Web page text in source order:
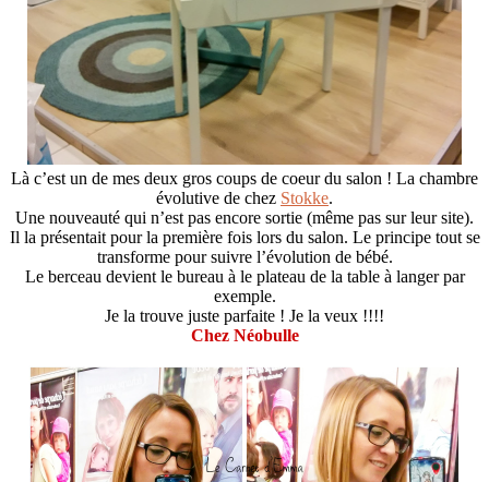
Là c’est un de mes deux gros coups de coeur du salon ! La chambre
évolutive de chez Stokke.
Une nouveauté qui n’est pas encore sortie (même pas sur leur site).
Il la présentait pour la première fois lors du salon. Le principe tout se
transforme pour suivre l’évolution de bébé.
Le berceau devient le bureau à le plateau de la table à langer par
exemple.
Je la trouve juste parfaite ! Je la veux !!!!
Chez Néobulle